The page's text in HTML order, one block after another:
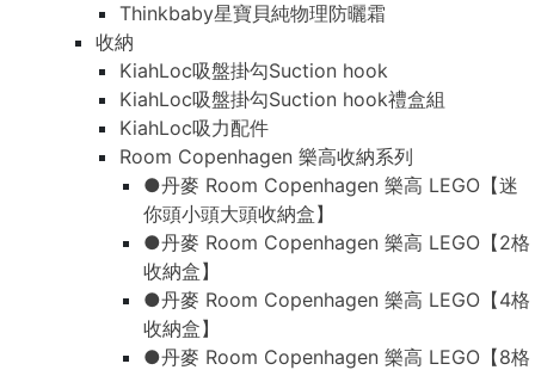
Thinkbaby星寶貝純物理防曬霜
收納
KiahLoc吸盤掛勾Suction hook
KiahLoc吸盤掛勾Suction hook禮盒組
KiahLoc吸力配件
Room Copenhagen 樂高收納系列
●丹麥 Room Copenhagen 樂高 LEGO【迷
你頭小頭大頭收納盒】
●丹麥 Room Copenhagen 樂高 LEGO【2格
收納盒】
●丹麥 Room Copenhagen 樂高 LEGO【4格
收納盒】
●丹麥 Room Copenhagen 樂高 LEGO【8格